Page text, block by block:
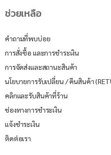
ช่วยเหลือ
คำถามที่พบบ่อย
การสั่งซื้อ และการชำระเงิน
การจัดส่งและสถานะสินค้า
นโยบายการรับเปลี่ยน / คืนสินค้า
คลิกและรับสินค้าที่ร้าน
ช่องทางการชำระเงิน
แจ้งชำระเงิน
ติดต่อเรา